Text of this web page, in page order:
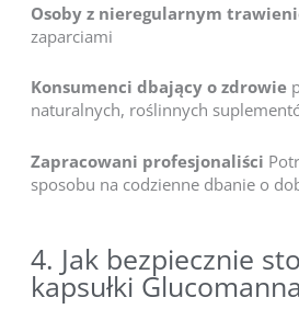
Osoby z nieregularnym
zaparciami
Konsumenci dbający o zdrowie
naturalnych, roślinnych
Zapracowani profesjonaliści
sposobu na codzienne dbanie o
4. Jak bezpiecznie
kapsułki